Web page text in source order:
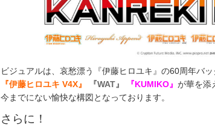
ビジュアルは、哀愁漂う『伊藤ヒロユキ』の60周年バ
『伊藤ヒロユキ V4X』
『WAT』 『KUMIKO』 が華を添
今までにない愉快な構図となっております。
さらに！